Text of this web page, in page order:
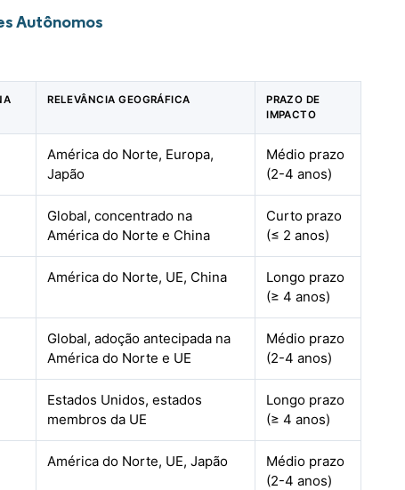
Autônomos
RELEVÂNCIA GEOGRÁFICA
PRAZO DE
IMPACTO
América do Norte, Europa,
Japão
Médio prazo
(2-4 anos)
Global, concentrado na
América do Norte e China
Curto prazo
(≤ 2 anos)
América do Norte, UE, China
Longo prazo
(≥ 4 anos)
Global, adoção antecipada na
América do Norte e UE
Médio prazo
(2-4 anos)
Estados Unidos, estados
membros da UE
Longo prazo
(≥ 4 anos)
América do Norte, UE, Japão
Médio prazo
(2-4 anos)